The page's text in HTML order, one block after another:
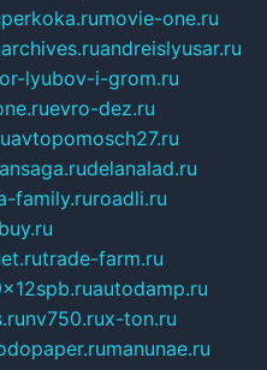
perkoka.rumovie-one.ru
andreislyusar.ru
lyubov-i-grom.ru
evro-dez.ru
avtopomosch27.ru
delanalad.ru
family.ruroadli.ru
trade-farm.ru
autodamp.ru
nv750.rux-ton.ru
manunae.ru